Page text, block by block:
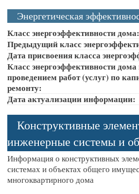
Энергетическая
Класс энергоэффективности дома:
Предыдущий класс
Дата присвоения класса
Класс энергоэффективности дома
проведением работ (услуг) по
ремонту:
Дата актуализации информации:
Конструктивные
инженерные системы и
Информация о конструктивных
системах и объектах общего
многоквартирного дома